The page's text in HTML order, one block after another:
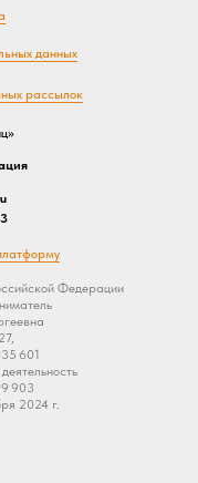
данных
рассылок
Федерации
601
903
2024 г.